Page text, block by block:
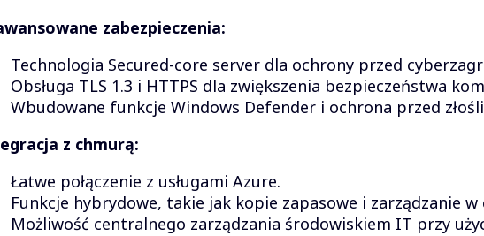
zabezpieczenia:
Technologia Secured-core server dla ochrony przed
Obsługa TLS 1.3 i HTTPS dla zwiększenia bezpieczeństwa
Wbudowane funkcje Windows Defender i ochrona przed
z chmurą:
Łatwe połączenie z usługami Azure.
Funkcje hybrydowe, takie jak kopie zapasowe i zarządzanie w
Możliwość centralnego zarządzania środowiskiem IT przy